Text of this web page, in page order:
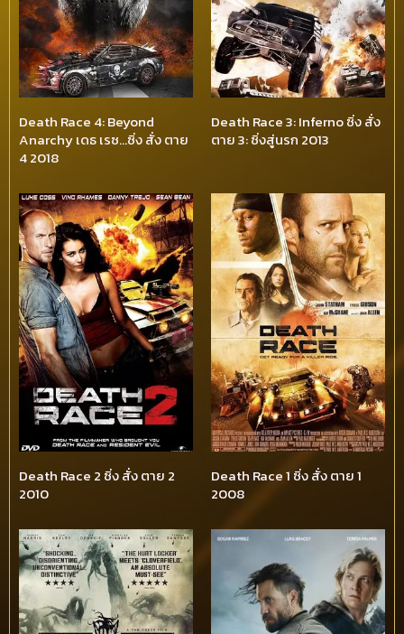
Death Race 4: Beyond
Anarchy เดธ เรซ…ซิ่ง สั่ง ตาย
4 2018
Death Race 3: Inferno ซิ่ง สั่ง
ตาย 3: ซิ่งสู่นรก 2013
Death Race 2 ซิ่ง สั่ง ตาย 2
2010
Death Race 1 ซิ่ง สั่ง ตาย 1
2008